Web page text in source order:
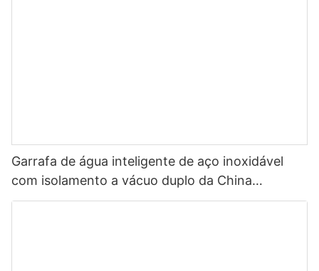
Garrafa de água inteligente de aço inoxidável
com isolamento a vácuo duplo da China
Selection 500ml com LED1